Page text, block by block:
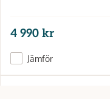
4 990 kr
Jämför